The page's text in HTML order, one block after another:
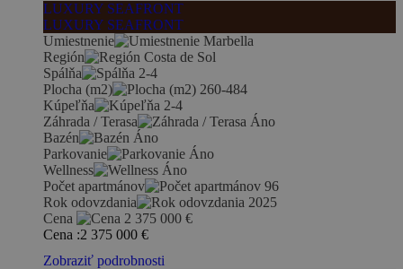
LUXURY SEAFRONT
LUXURY SEAFRONT
Umiestnenie
Marbella
Región
Costa de Sol
Spálňa
2-4
Plocha (m2)
260-484
Kúpeľňa
2-4
Záhrada / Terasa
Áno
Bazén
Áno
Parkovanie
Áno
Wellness
Áno
Počet apartmánov
96
Rok odovzdania
2025
Cena
2 375 000 €
Cena :2 375 000 €
Zobraziť podrobnosti